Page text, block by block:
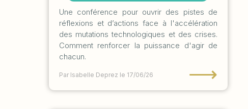
Une conférence pour ouvrir des pistes de
réflexions et d’actions face à l'accélération
des mutations technologiques et des crises.
Comment renforcer la puissance d'agir de
chacun.
Par Isabelle Deprez le 17/06/26 ⟶